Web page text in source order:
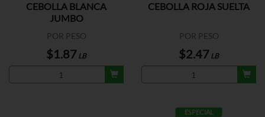
CEBOLLA BLANCA
JUMBO
POR PESO
$1.87 LB
CEBOLLA ROJA SUELTA
POR PESO
$2.47 LB
ESPECIAL